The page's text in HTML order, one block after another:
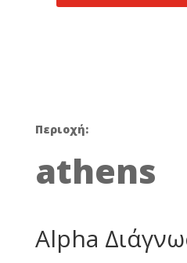
Περιοχή:
athens
Alpha